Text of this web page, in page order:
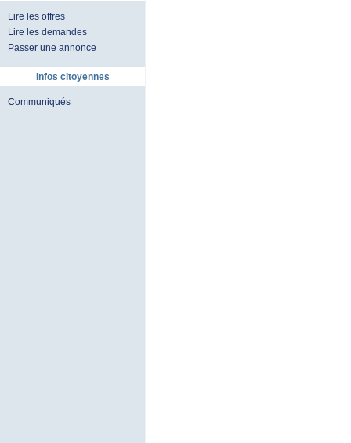
Lire les offres
Lire les demandes
Passer une annonce
Infos citoyennes
Communiqués